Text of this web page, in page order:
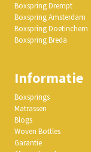
Boxspring Drempt
Boxspring Amsterdam
Boxspring Doetinchem
Boxspring Breda
Informatie
Boxsprings
Matrassen
Blogs
Woven Bottles
Garantie